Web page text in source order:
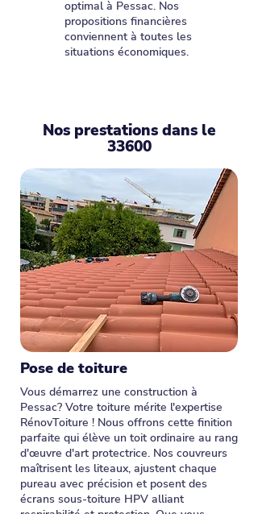
optimal à Pessac. Nos
propositions financières
conviennent à toutes les
situations économiques.
Nos prestations dans le
33600
Pose de toiture
Vous démarrez une construction à
Pessac? Votre toiture mérite l'expertise
RénovToiture ! Nous offrons cette finition
parfaite qui élève un toit ordinaire au rang
d'œuvre d'art protectrice. Nos couvreurs
maîtrisent les liteaux, ajustent chaque
pureau avec précision et posent des
écrans sous-toiture HPV alliant